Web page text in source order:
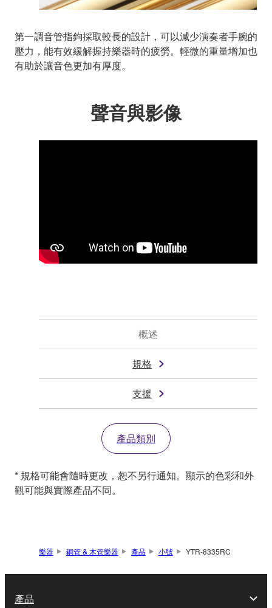
第一調音管指鉤採取較長的設計，可以減少演奏者手腕的
壓力，能有效緩解握持樂器時的疲勞。輕微的重量增加也
有助於讓音色更加有厚度。
聲音與影像
概述
規格
支援
產品類別
* 規格可能會隨時更改，恕不另行通知。顯示的色彩和外
觀可能與實際產品不同。
樂器 銅管 & 木管樂器 產品 小號 YTR-8335RC
產品